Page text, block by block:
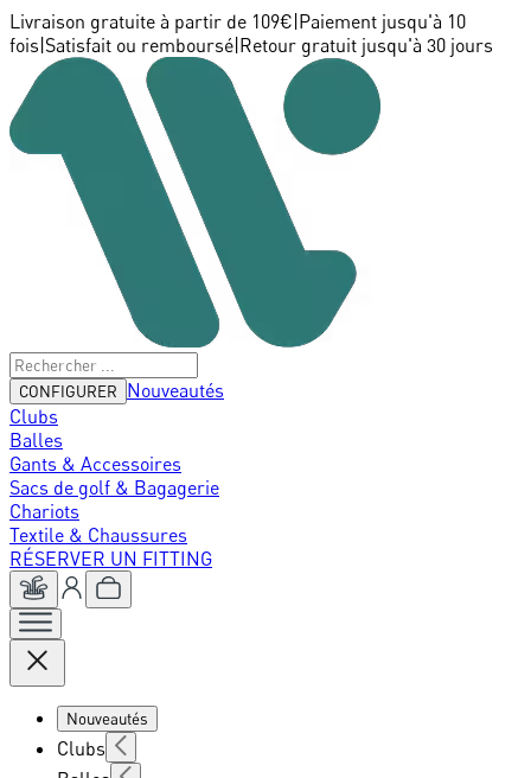
Livraison gratuite à partir de 109€ Paiement jusqu'à 10
fois Satisfait ou remboursé Retour gratuit jusqu'à 30 jours
CONFIGURER
Nouveautés
Clubs
Balles
Gants & Accessoires
Sacs de golf & Bagagerie
Chariots
Textile & Chaussures
RÉSERVER UN FITTING
Nouveautés
Clubs